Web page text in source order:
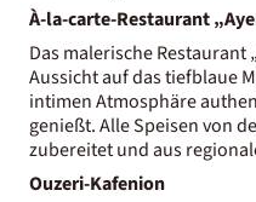
À-la-carte-Restaurant
Das malerische
Aussicht auf das tiefblaue
intimen Atmosphäre
genießt. Alle Speisen von
zubereitet und aus
Ouzeri-Kafenion